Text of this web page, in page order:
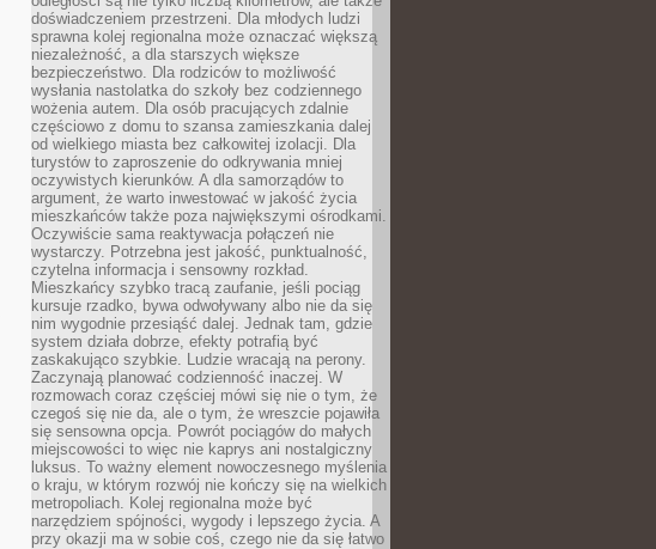
doświadczeniem przestrzeni. Dla młodych ludzi
sprawna kolej regionalna może oznaczać większą
niezależność, a dla starszych większe
bezpieczeństwo. Dla rodziców to możliwość
wysłania nastolatka do szkoły bez codziennego
wożenia autem. Dla osób pracujących zdalnie
częściowo z domu to szansa zamieszkania dalej
od wielkiego miasta bez całkowitej izolacji. Dla
turystów to zaproszenie do odkrywania mniej
oczywistych kierunków. A dla samorządów to
argument, że warto inwestować w jakość życia
mieszkańców także poza największymi ośrodkami.
Oczywiście sama reaktywacja połączeń nie
wystarczy. Potrzebna jest jakość, punktualność,
czytelna informacja i sensowny rozkład.
Mieszkańcy szybko tracą zaufanie, jeśli pociąg
kursuje rzadko, bywa odwoływany albo nie da się
nim wygodnie przesiąść dalej. Jednak tam, gdzie
system działa dobrze, efekty potrafią być
zaskakująco szybkie. Ludzie wracają na perony.
Zaczynają planować codzienność inaczej. W
rozmowach coraz częściej mówi się nie o tym, że
czegoś się nie da, ale o tym, że wreszcie pojawiła
się sensowna opcja. Powrót pociągów do małych
miejscowości to więc nie kaprys ani nostalgiczny
luksus. To ważny element nowoczesnego myślenia
o kraju, w którym rozwój nie kończy się na wielkich
metropoliach. Kolej regionalna może być
narzędziem spójności, wygody i lepszego życia. A
przy okazji ma w sobie coś, czego nie da się łatwo